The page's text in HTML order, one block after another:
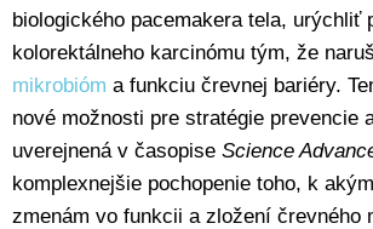
biologického pacemakera tela, urýchliť
kolorektálneho karcinómu tým, že
mikrobióm a funkciu črevnej bariéry.
nové možnosti pre stratégie prevencie
uverejnená v časopise Science
komplexnejšie pochopenie toho, k
zmenám vo funkcii a zložení črevného